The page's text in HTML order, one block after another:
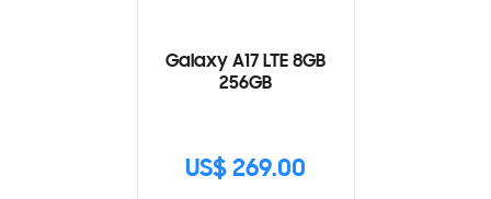
Galaxy A17 LTE 8GB
256GB
US$ 269.00